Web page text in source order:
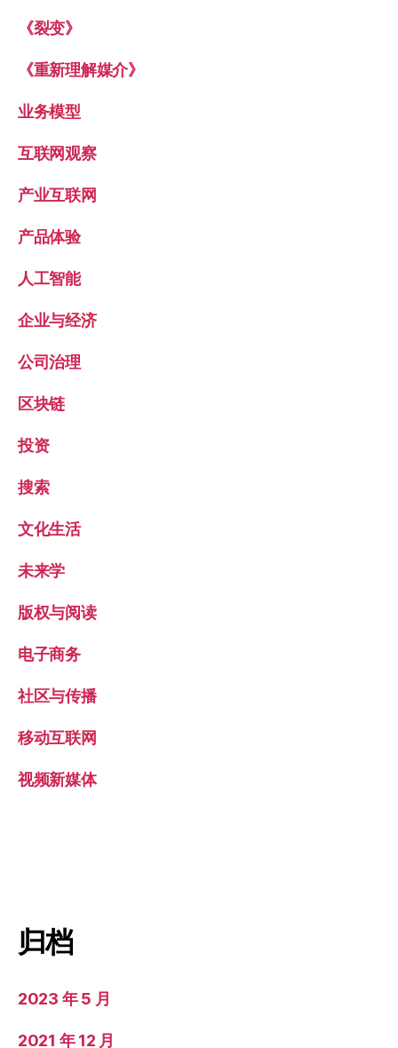
《裂变》
《重新理解媒介》
业务模型
互联网观察
产业互联网
产品体验
人工智能
企业与经济
公司治理
区块链
投资
搜索
文化生活
未来学
版权与阅读
电子商务
社区与传播
移动互联网
视频新媒体
归档
2023 年 5 月
2021 年 12 月